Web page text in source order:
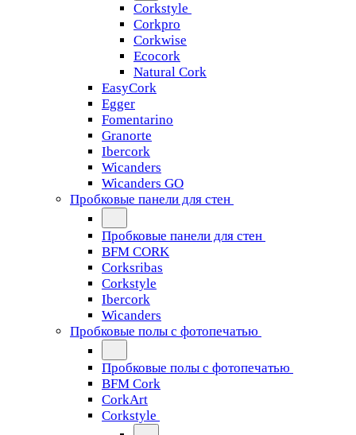
Corkstyle
Corkpro
Corkwise
Ecocork
Natural Cork
EasyCork
Egger
Fomentarino
Granorte
Ibercork
Wicanders
Wicanders GO
Пробковые панели для стен
Пробковые панели для стен
BFM CORK
Corksribas
Corkstyle
Ibercork
Wicanders
Пробковые полы с фотопечатью
Пробковые полы с фотопечатью
BFM Cork
CorkArt
Corkstyle